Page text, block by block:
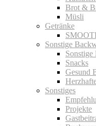
Brot &
Müsli
Getränke
Sonstige
Snacks
Gesund
Sonstiges
Projekte